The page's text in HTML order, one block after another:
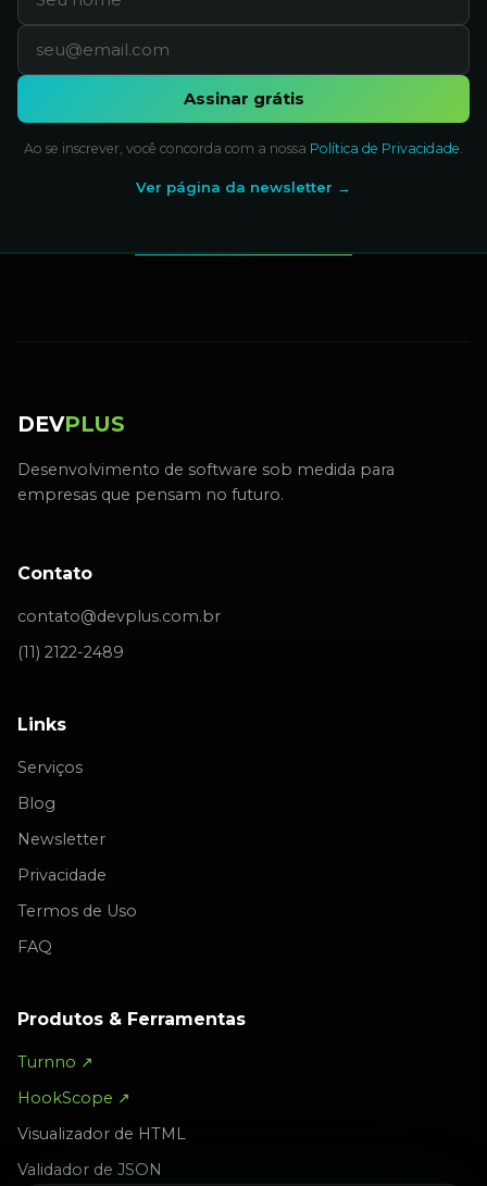
Assinar grátis
Ao se inscrever, você concorda com a nossa Política de Privacidade.
Ver página da newsletter →
DEVPLUS
Desenvolvimento de software sob medida para
empresas que pensam no futuro.
Contato
contato@devplus.com.br
(11) 2122-2489
Links
Serviços
Blog
Newsletter
Privacidade
Termos de Uso
FAQ
Produtos & Ferramentas
Turnno ↗
HookScope ↗
Visualizador de HTML
Validador de JSON